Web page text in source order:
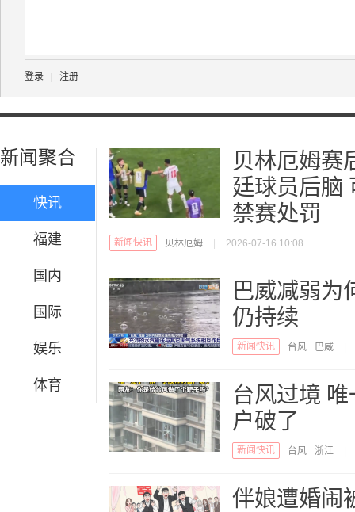
登录 注册
新闻聚合
快讯
福建
国内
国际
娱乐
体育
贝林厄姆赛
廷球员后脑
禁赛处罚
新闻快讯 贝林厄姆 2026-07-16 10:08
巴威减弱为
仍持续
新闻快讯 台风 巴威
台风过境
户破了
新闻快讯 台风 浙江
伴娘遭婚闹